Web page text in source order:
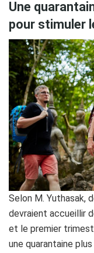
Une
pour stimuler
Selon M. Yuthasak,
devraient accueillir
et le premier
une quarantaine